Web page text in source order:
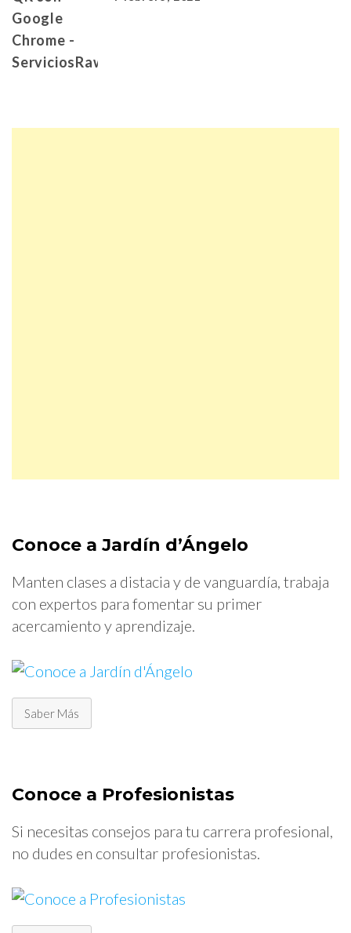
Conoce a Jardín d’Ángelo
Manten clases a distacia y de vanguardía, trabaja
con expertos para fomentar su primer
acercamiento y aprendizaje.
Saber Más
Conoce a Profesionistas
Si necesitas consejos para tu carrera profesional,
no dudes en consultar profesionistas.